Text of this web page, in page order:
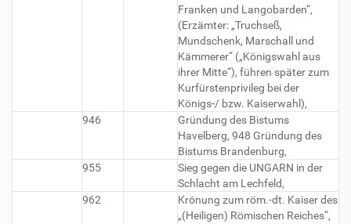
Franken und Langobarden“,
(Erzämter: „Truchseß,
Mundschenk, Marschall und
Kämmerer“ („Königswahl aus
ihrer Mitte“), führen später zum
Kurfürstenprivileg bei der
Königs-/ bzw. Kaiserwahl),
946
Gründung des Bistums
Havelberg, 948 Gründung des
Bistums Brandenburg,
955
Sieg gegen die UNGARN in der
Schlacht am Lechfeld,
962
Krönung zum röm.-dt. Kaiser des
„(Heiligen) Römischen Reiches“,